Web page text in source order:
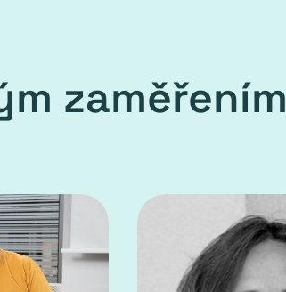
zaměřením